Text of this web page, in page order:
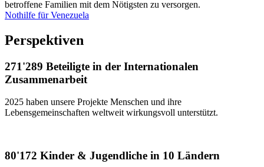
betroffene Familien mit dem Nötigsten zu versorgen.
Nothilfe für Venezuela
Perspektiven
271'289 Beteiligte in der Internationalen
Zusammenarbeit
2025 haben unsere Projekte Menschen und ihre
Lebensgemeinschaften weltweit wirkungsvoll unterstützt.
80'172 Kinder & Jugendliche in 10 Ländern